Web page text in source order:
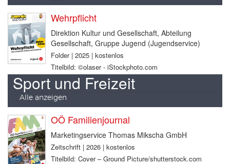
Wehrpflicht
Direktion Kultur und Gesellschaft, Abteilung
Gesellschaft, Gruppe Jugend (Jugendservice)
Folder | 2025 | kostenlos
Titelbild: ©olaser - iStockphoto.com
Sport und Freizeit
Alle anzeigen
OÖ Familienjournal
Marketingservice Thomas Mikscha GmbH
Zeitschrift | 2026 | kostenlos
Titelbild: Cover – Ground Picture/shutterstock.com